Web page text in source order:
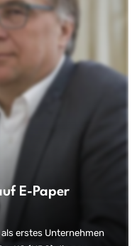
E-Paper
als erstes Unternehmen